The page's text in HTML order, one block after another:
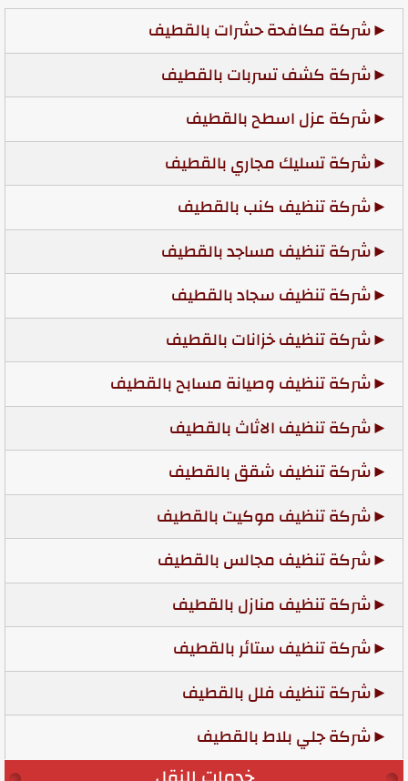
شركة مكافحة حشرات بالقطيف
شركة كشف تسربات بالقطيف
شركة عزل اسطح بالقطيف
شركة تسليك مجاري بالقطيف
شركة تنظيف كنب بالقطيف
شركة تنظيف مساجد بالقطيف
شركة تنظيف سجاد بالقطيف
شركة تنظيف خزانات بالقطيف
شركة تنظيف وصيانة مسابح بالقطيف
شركة تنظيف الاثاث بالقطيف
شركة تنظيف شقق بالقطيف
شركة تنظيف موكيت بالقطيف
شركة تنظيف مجالس بالقطيف
شركة تنظيف منازل بالقطيف
شركة تنظيف ستائر بالقطيف
شركة تنظيف فلل بالقطيف
شركة جلي بلاط بالقطيف